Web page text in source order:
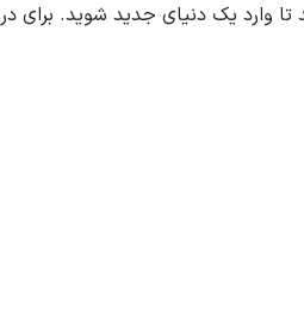
تا وارد یک دنیای جدید شوید. برای